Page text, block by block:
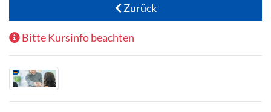
Zurück
Bitte Kursinfo beachten